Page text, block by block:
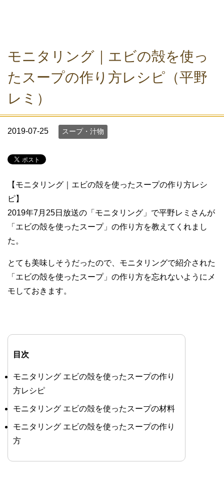
モニタリング｜エビの殻を使っ
たスープの作り方レシピ（平野
レミ）
2019-07-25 スープ・汁物
【モニタリング｜エビの殻を使ったスープの作り方レシ
ピ】
2019年7月25日放送の「モニタリング」で平野レミさんが
「エビの殻を使ったスープ」の作り方を教えてくれまし
た。
とても美味しそうだったので、モニタリングで紹介された
「エビの殻を使ったスープ」の作り方を忘れないようにメ
モしておきます。
目次
モニタリング エビの殻を使ったスープの作り
方レシピ
モニタリング エビの殻を使ったスープの材料
モニタリング エビの殻を使ったスープの作り
方